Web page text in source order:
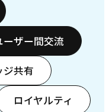
ーザー間交流
ジ共有
ロイヤルティ